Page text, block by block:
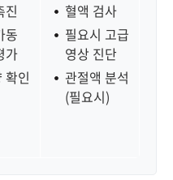
진
동
가
확인
혈액 검사
필요시 고급
영상 진단
관절액 분석
(필요시)